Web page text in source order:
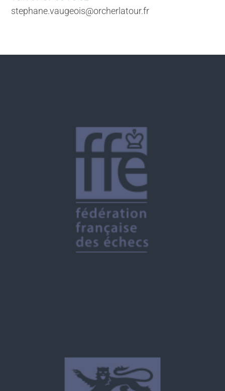
stephane.vaugeois@orcherlatour.fr